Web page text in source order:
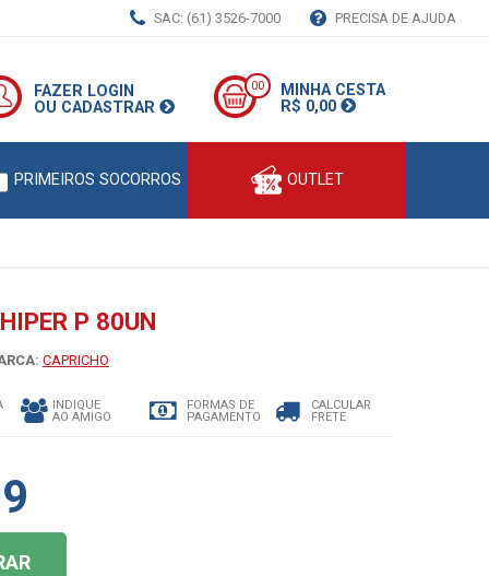
SAC: (61) 3526-7000 PRECISA DE AJUDA
FAZER LOGIN
OU CADASTRAR
00
MINHA CESTA
R$ 0,00
PRIMEIROS SOCORROS OUTLET
P 80UN
CAPRICHO
INDIQUE
AO AMIGO
FORMAS DE
PAGAMENTO
CALCULAR
FRETE